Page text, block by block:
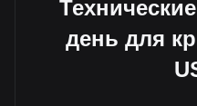
день для